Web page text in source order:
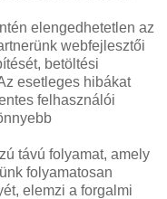
elengedhetetlen az
webfejlesztői
betöltési
esetleges hibákat
felhasználói
távú folyamat, amely
folyamatosan
elemzi a forgalmi